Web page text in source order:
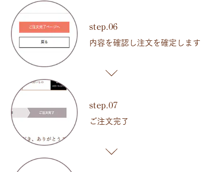
step.06
内容を確認し注文を確定します
step.07
ご注文完了